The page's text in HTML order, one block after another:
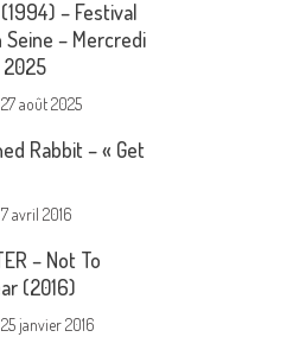
– Festival
Seine – Mercredi
27 août 2025
Rabbit – « Get
7 avril 2016
– Not To
(2016)
25 janvier 2016